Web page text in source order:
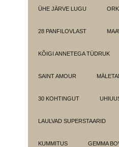
ÜHE JÄRVE LUGU
28 PANFILOVLAST
KÕIGI ANNETEGA TÜDRUK
SAINT AMOUR
30 KOHTINGUT
LAULVAD SUPERSTAARID
KUMMITUS GEMMA